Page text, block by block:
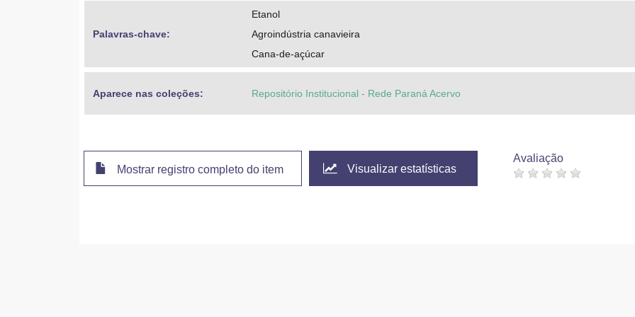
Palavras-chave:
Etanol
Agroindústria canavieira
Cana-de-açúcar
Aparece nas coleções: Repositório Institucional - Rede Paraná Acervo
Mostrar registro completo do item Visualizar estatísticas
Avaliação